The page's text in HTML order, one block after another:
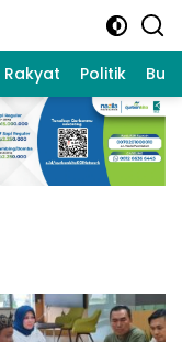
Rakyat Politik